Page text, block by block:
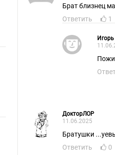
Брат близнец
Ответить
1
ДокторЛОР
11.06.2025
Братушки
Ответить
0